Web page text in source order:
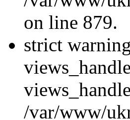
on line 879.
strict
/var/www/